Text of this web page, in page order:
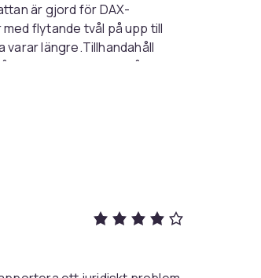
är gjord för DAX-
flytande tvål på upp till
längre.Tillhandahåll
handtaget nedåt för